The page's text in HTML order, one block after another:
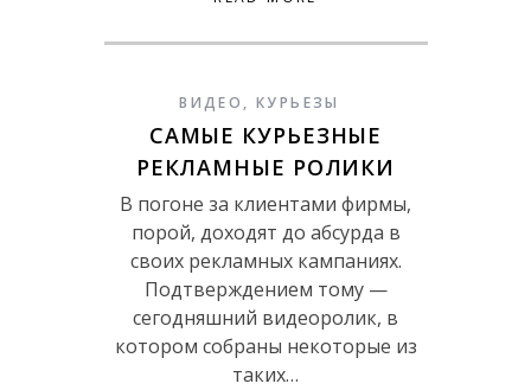
ВИДЕО , КУРЬЕЗЫ
САМЫЕ КУРЬЕЗНЫЕ
РЕКЛАМНЫЕ РОЛИКИ
В погоне за клиентами фирмы,
порой, доходят до абсурда в
своих рекламных кампаниях.
Подтверждением тому —
сегодняшний видеоролик, в
котором собраны некоторые из
таких…